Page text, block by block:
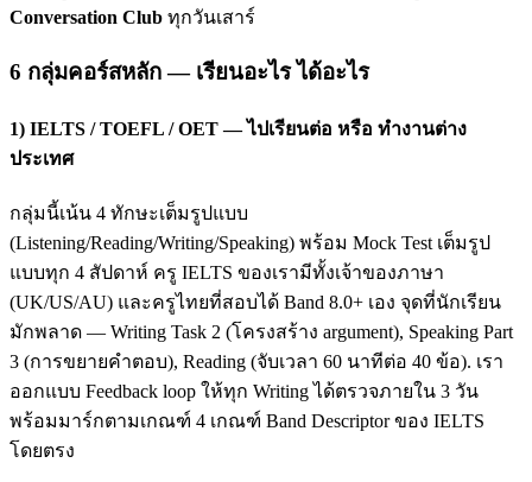
Conversation Club ทุกวันเสาร์
6 กลุ่มคอร์สหลัก — เรียนอะไร ได้อะไร
1) IELTS / TOEFL / OET — ไปเรียนต่อ หรือ ทำงานต่าง
ประเทศ
กลุ่มนี้เน้น 4 ทักษะเต็มรูปแบบ
(Listening/Reading/Writing/Speaking) พร้อม Mock Test เต็มรูป
แบบทุก 4 สัปดาห์ ครู IELTS ของเรามีทั้งเจ้าของภาษา
(UK/US/AU) และครูไทยที่สอบได้ Band 8.0+ เอง จุดที่นักเรียน
มักพลาด — Writing Task 2 (โครงสร้าง argument), Speaking Part
3 (การขยายคำตอบ), Reading (จับเวลา 60 นาทีต่อ 40 ข้อ). เรา
ออกแบบ Feedback loop ให้ทุก Writing ได้ตรวจภายใน 3 วัน
พร้อมมาร์กตามเกณฑ์ 4 เกณฑ์ Band Descriptor ของ IELTS
โดยตรง